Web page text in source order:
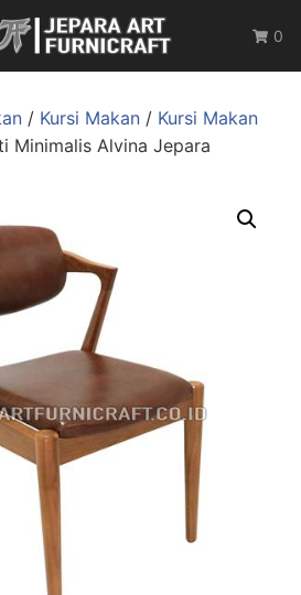
0
/ Kursi Makan / Kursi Makan
Minimalis Alvina Jepara